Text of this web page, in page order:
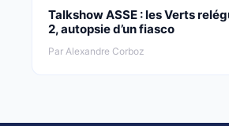
Talkshow ASSE : les Verts
2, autopsie d’un fiasco
Par Alexandre Corboz